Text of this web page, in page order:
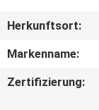
ÜBER
UNS
FABRIK-
Herkunftsort:
Markenname:
Zertifizierung: